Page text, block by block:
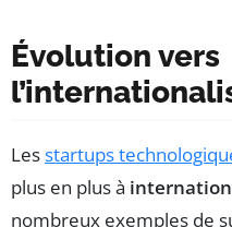
Évolution vers
Lesstartups
plus en plus à
nombreux exemples de